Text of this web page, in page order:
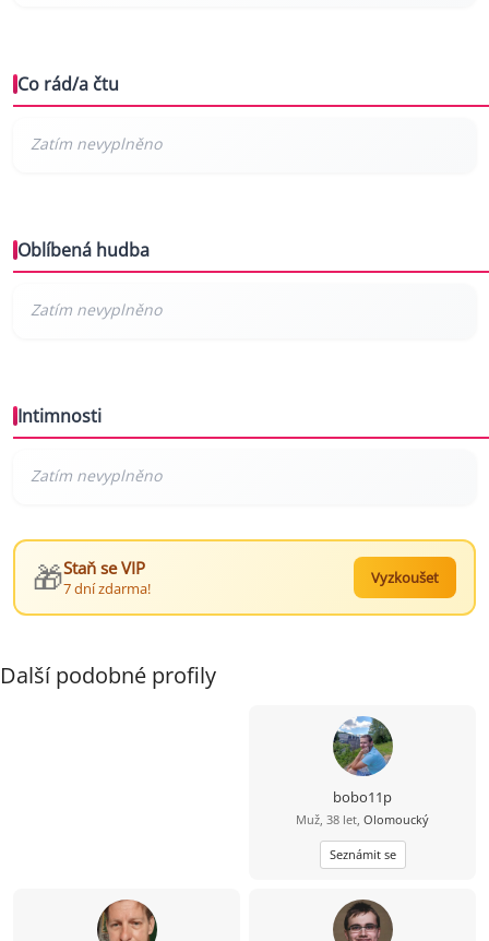
Co rád/a čtu
Oblíbená hudba
Intimnosti
🎁Staň se VIP
7 dní zdarma!
Vyzkoušet
Další podobné profily
bobo11p
Muž, 38 let, Olomoucký
Seznámit se